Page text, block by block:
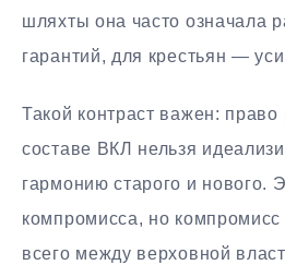
шляхты она часто означала
гарантий, для крестьян —
Такой контраст важен: право
составе ВКЛ нельзя
гармонию старого и нового.
компромисса, но компромисс
всего между верховной